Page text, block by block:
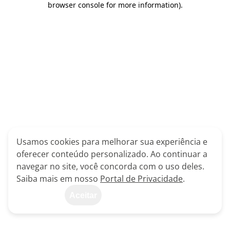
browser console for more information).
Usamos cookies para melhorar sua experiência e
oferecer conteúdo personalizado. Ao continuar a
navegar no site, você concorda com o uso deles.
Saiba mais em nosso Portal de Privacidade.